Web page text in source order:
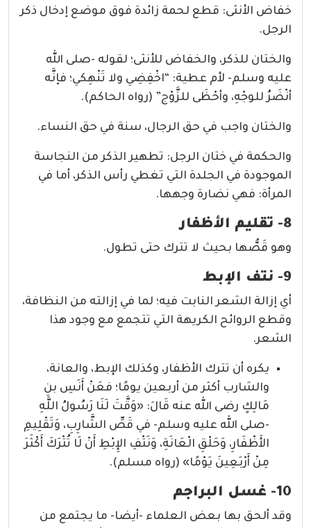
خفاض الأنثى: قطع لحمة زائدة فوق موضع إدخال ذكر
الرجل.
والختان للذكر، والخفاض للأنثى؛ لقوله -صلى الله
عليه وسلم- لأم عطية: “اخْفِضِي ولا تَنْهِكي؛ فإنَّه
أنْضَرُ للوجْهِ، وأحْظَى للزَّوْج” (رواه الحاكم).
والختان واجب في حق الرجال، سنة في حق النساء.
والحكمة في ختان الرجل: تطهير الذكر من النجاسة
الموجودة في الجلدة التي تغطي رأس الذكر، أما في
المرأة: فهي نضارة وجهها.
8- تقليم الأظفار
وهو قَصُّها بحيث لا تترك حتى تطول.
9- نتف الإبط
أي إزالة الشعر النابت فيه؛ لما في إزالته من النظافة،
وقطع الروائح الكريهة التي تتجمع مع وجود هذا
الشعر.
يكره أن تترك الأظفار، وكذلك الإبط، والعانة،
والشارب أكثر من أربعين يومًا؛ فعَنْ أَنَسِ بنِ
مَالِكٍ رضى الله عنه قَالَ: «وَقَّتَ لَنَا رَسُولُ اللَّهِ
-صلى الله عليه وسلم- في قَصِّ الشَّارِبِ، وَتَقْلِيمِ
الأَظْفَارِ، وَحَلْقِ الْعَانَةِ، وَنَتْفِ الإِبْطِ أَنْ لَا تُتْرَكَ أَكْثَرَ
مِنْ أَرْبَعِينَ يَوْمًا» (رواه مسلم).
10- غسل البراجم
وقد ألحق بها بعض العلماء -أيضا- ما يجتمع من